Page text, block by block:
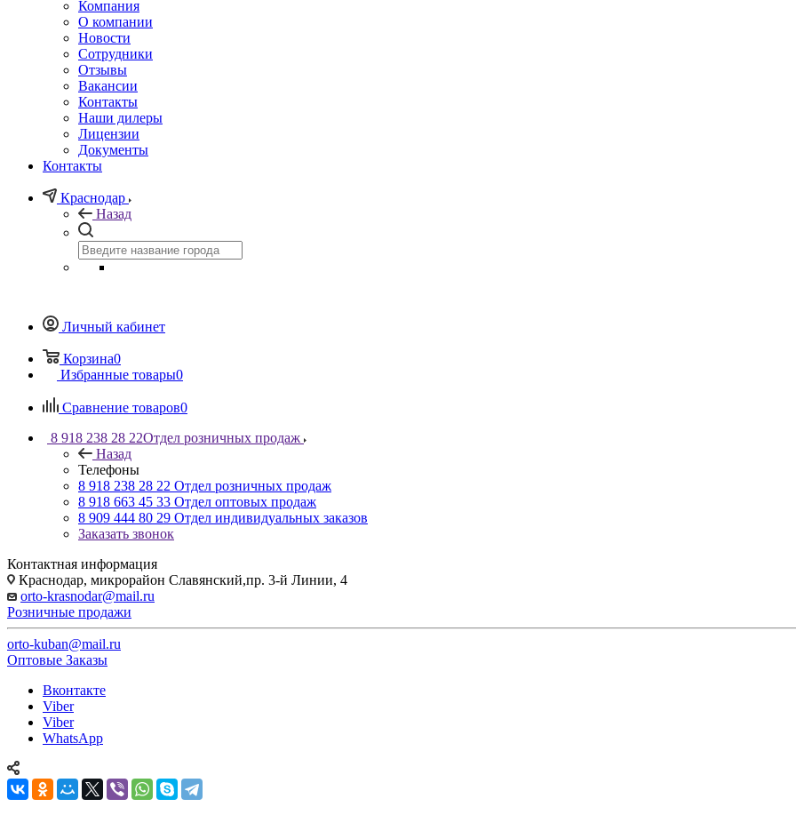
Компания
О компании
Новости
Сотрудники
Отзывы
Вакансии
Контакты
Наши дилеры
Лицензии
Документы
Контакты
Краснодар
Назад
Личный кабинет
Корзина0
Избранные товары0
Сравнение товаров0
8 918 238 28 22Отдел розничных продаж
Назад
Телефоны
8 918 238 28 22 Отдел розничных продаж
8 918 663 45 33 Отдел оптовых продаж
8 909 444 80 29 Отдел индивидуальных заказов
Заказать звонок
Контактная информация
Краснодар, микрорайон Славянский,пр. 3-й Линии, 4
orto-krasnodar@mail.ru
Розничные продажи
orto-kuban@mail.ru
Оптовые Заказы
Вконтакте
Viber
Viber
WhatsApp